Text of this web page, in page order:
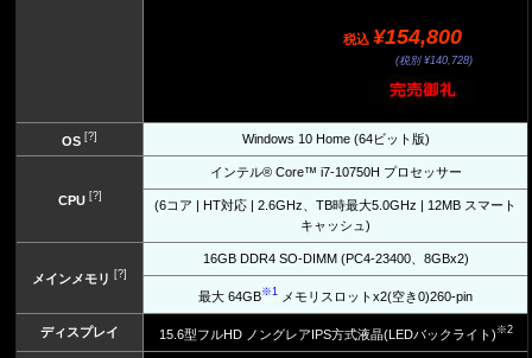
税込 ¥154,800
(税別 ¥140,728)
OS [?] Windows 10 Home (64ビット版)
CPU[?]
インテル® Core™ i7-10750H プロセッサー
(6コア | HT対応 | 2.6GHz、TB時最大5.0GHz | 12MB スマート
キャッシュ)
メインメモリ [?]
16GB DDR4 SO-DIMM (PC4-23400、8GBx2)
最大 64GB※1 メモリスロットx2(空き0)260-pin
ディスプレイ 15.6型フルHD ノングレアIPS方式液晶(LEDバックライト) ※2